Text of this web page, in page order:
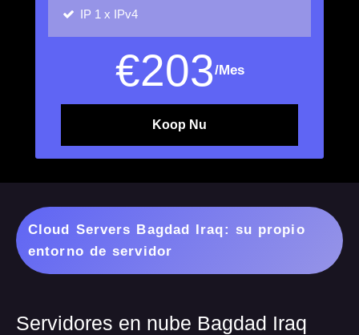
IP 1 x IPv4
€203/Mes
Koop Nu
Cloud Servers Bagdad Iraq: su propio
entorno de servidor
Servidores en nube Bagdad Iraq